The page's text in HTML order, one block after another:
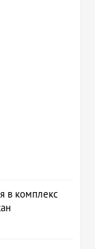
в комплекс